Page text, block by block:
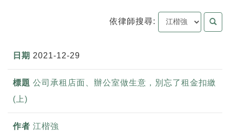
依律師搜尋:
2021-12-29
公司承租店面、辦公室做生意，別忘了租金扣繳
(上)
江楷強